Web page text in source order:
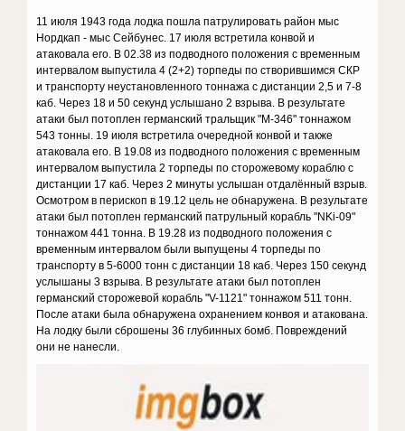
11 июля 1943 года лодка пошла патрулировать район мыс
Нордкап - мыс Сейбунес. 17 июля встретила конвой и
атаковала его. В 02.38 из подводного положения с временным
интервалом выпустила 4 (2+2) торпеды по створившимся СКР
и транспорту неустановленного тоннажа с дистанции 2,5 и 7-8
каб. Через 18 и 50 секунд услышано 2 взрыва. В результате
атаки был потоплен германский тральщик "М-346" тоннажом
543 тонны. 19 июля встретила очередной конвой и также
атаковала его. В 19.08 из подводного положения с временным
интервалом выпустила 2 торпеды по сторожевому кораблю с
дистанции 17 каб. Через 2 минуты услышан отдалённый взрыв.
Осмотром в перископ в 19.12 цель не обнаружена. В результате
атаки был потоплен германский патрульный корабль "NKi-09"
тоннажом 441 тонна. В 19.28 из подводного положения с
временным интервалом были выпущены 4 торпеды по
транспорту в 5-6000 тонн с дистанции 18 каб. Через 150 секунд
услышаны 3 взрыва. В результате атаки был потоплен
германский сторожевой корабль "V-1121" тоннажом 511 тонн.
После атаки была обнаружена охранением конвоя и атакована.
На лодку были сброшены 36 глубинных бомб. Повреждений
они не нанесли.